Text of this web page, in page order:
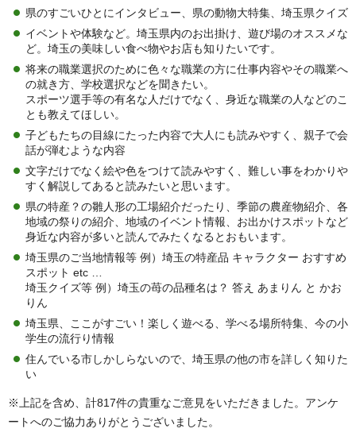
県のすごいひとにインタビュー、県の動物大特集、埼玉県クイズ
イベントや体験など。埼玉県内のお出掛け、遊び場のオススメな
ど。埼玉の美味しい食べ物やお店も知りたいです。
将来の職業選択のために色々な職業の方に仕事内容やその職業へ
の就き方、学校選択などを聞きたい。
スポーツ選手等の有名な人だけでなく、身近な職業の人などのこ
とも教えてほしい。
子どもたちの目線にたった内容で大人にも読みやすく、親子で会
話が弾むような内容
文字だけでなく絵や色をつけて読みやすく、難しい事をわかりや
すく解説してあると読みたいと思います。
県の特産？の雛人形の工場紹介だったり、季節の農産物紹介、各
地域の祭りの紹介、地域のイベント情報、お出かけスポットなど
身近な内容が多いと読んでみたくなるとおもいます。
埼玉県のご当地情報等 例）埼玉の特産品 キャラクター おすすめ
スポット etc …
埼玉クイズ等 例）埼玉の苺の品種名は？ 答え あまりん と かお
りん
埼玉県、ここがすごい！楽しく遊べる、学べる場所特集、今の小
学生の流行り情報
住んでいる市しかしらないので、埼玉県の他の市を詳しく知りた
い
※上記を含め、計817件の貴重なご意見をいただきました。アンケ
ートへのご協力ありがとうございました。